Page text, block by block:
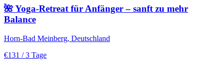
🌺 Yoga-Retreat für Anfänger – sanft zu mehr
Balance
Horn-Bad Meinberg, Deutschland
€131 / 3 Tage